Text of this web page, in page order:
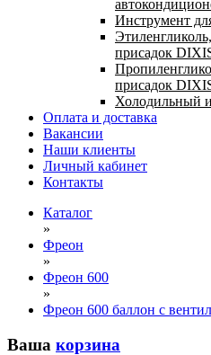
Инструмент
присадок
присадок
Холодильный
Оплата и доставка
Вакансии
Наши клиенты
Личный кабинет
Контакты
Каталог
»
Фреон
»
Фреон 600
»
Фреон 600 баллон с
Ваша корзина